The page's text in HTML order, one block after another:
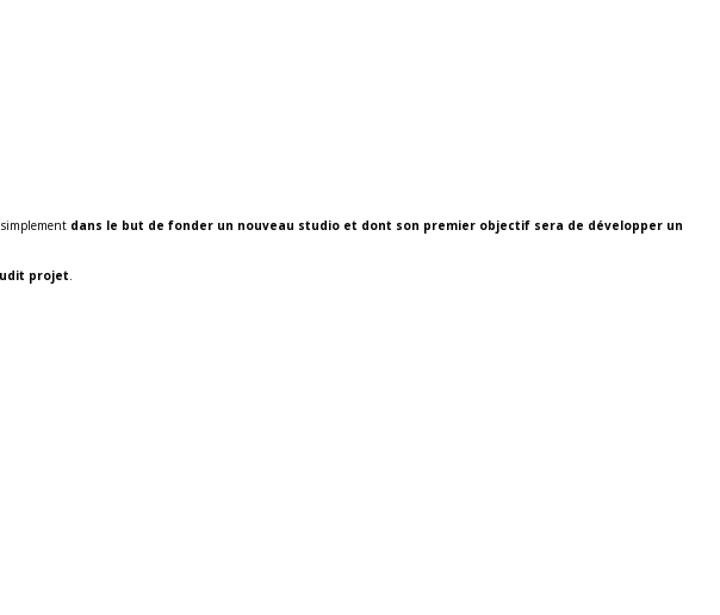
dans le but de fonder un nouveau studio et dont son premier objectif sera de développer un
projet.